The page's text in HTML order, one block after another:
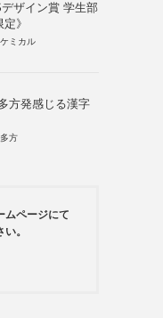
ザイン賞 学生部
》
ミカル
方発感じる漢字
方
ムページにて
。